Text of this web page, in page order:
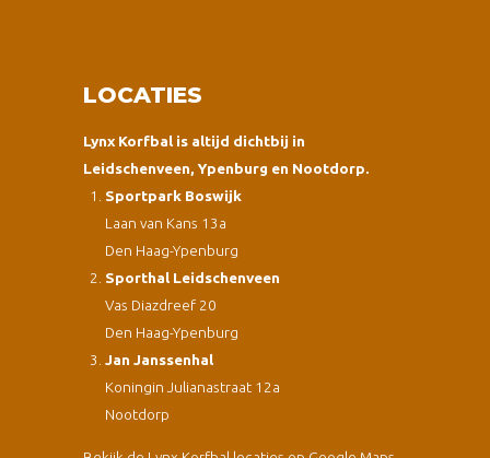
LOCATIES
Lynx Korfbal is altijd dichtbij in
Leidschenveen, Ypenburg en Nootdorp.
Sportpark Boswijk
Laan van Kans 13a
Den Haag-Ypenburg
Sporthal Leidschenveen
Vas Diazdreef 20
Den Haag-Ypenburg
Jan Janssenhal
Koningin Julianastraat 12a
Nootdorp